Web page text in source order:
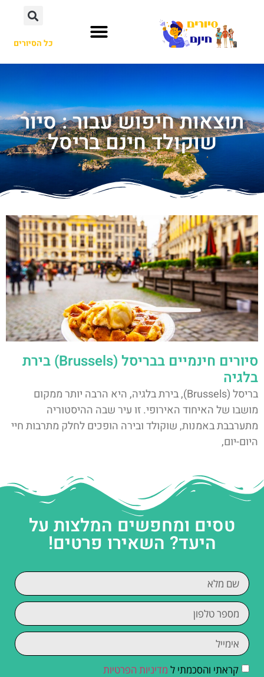
כל הסיורים
תוצאות חיפוש עבור : סיור
שוקולד חינם בריסל
סיורים חינמיים בבריסל (Brussels) בירת
בלגיה
בריסל (Brussels), בירת בלגיה, היא הרבה יותר ממקום
מושבו של האיחוד האירופי. זו עיר שבה ההיסטוריה
מתערבבת באמנות, שוקולד ובירה הופכים לחלק מתרבות חיי
היום-יום,
טסים ומחפשים המלצות על
היעד? השאירו פרטים!
קראתי והסכמתי ל מדיניות הפרטיות